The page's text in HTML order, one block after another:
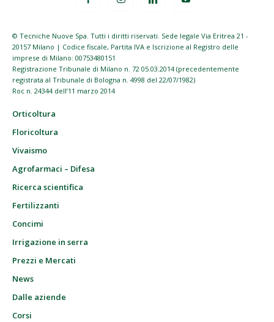
© Tecniche Nuove Spa. Tutti i diritti riservati. Sede legale Via Eritrea 21 -
20157 Milano | Codice fiscale, Partita IVA e Iscrizione al Registro delle
imprese di Milano: 00753480151
Registrazione Tribunale di Milano n. 72 05.03.2014 (precedentemente
registrata al Tribunale di Bologna n. 4998 del 22/07/1982)
Roc n. 24344 dell’11 marzo 2014
Orticoltura
Floricoltura
Vivaismo
Agrofarmaci – Difesa
Ricerca scientifica
Fertilizzanti
Concimi
Irrigazione in serra
Prezzi e Mercati
News
Dalle aziende
Corsi